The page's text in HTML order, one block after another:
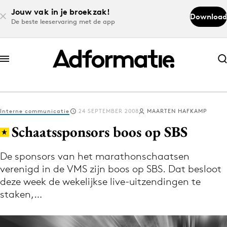
Jouw vak in je broekzak!
De beste leeservaring met de app
Download
Abonneer nu
Abonneer nu
Log in
Download de app
Volg het laatste nieuws via de Adformatie
Nieuws app
Interne communicatie 24 SEPTEMBER 2008 MAARTEN HAFKAMP
Schaatssponsors boos op SBS
De sponsors van het marathonschaatsen
verenigd in de VMS zijn boos op SBS. Dat besloot
deze week de wekelijkse live-uitzendingen te
staken,…